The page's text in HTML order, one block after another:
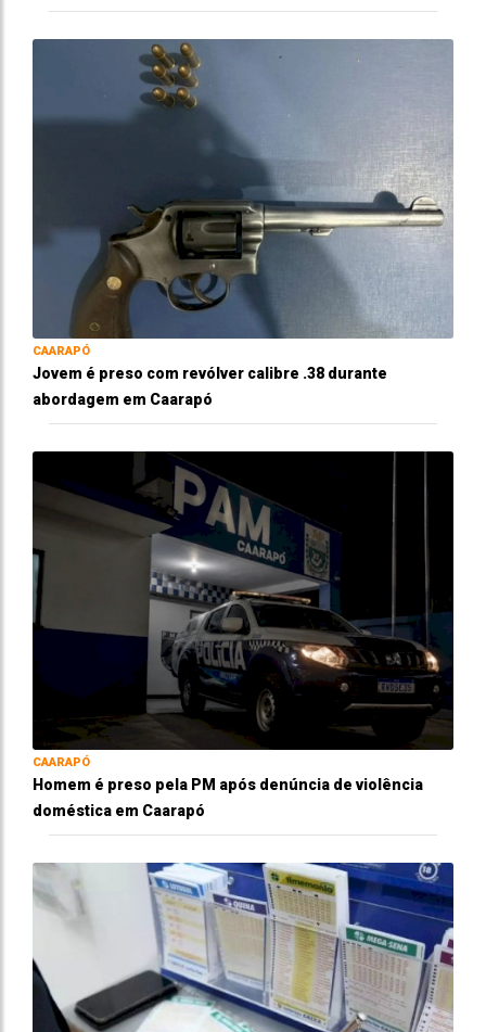
CAARAPÓ
Jovem é preso com revólver calibre .38 durante
abordagem em Caarapó
CAARAPÓ
Homem é preso pela PM após denúncia de violência
doméstica em Caarapó